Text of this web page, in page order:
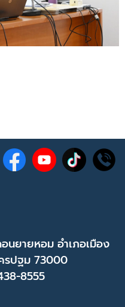
นยายหอม อำเภอเมือง
รปฐม 73000
8555